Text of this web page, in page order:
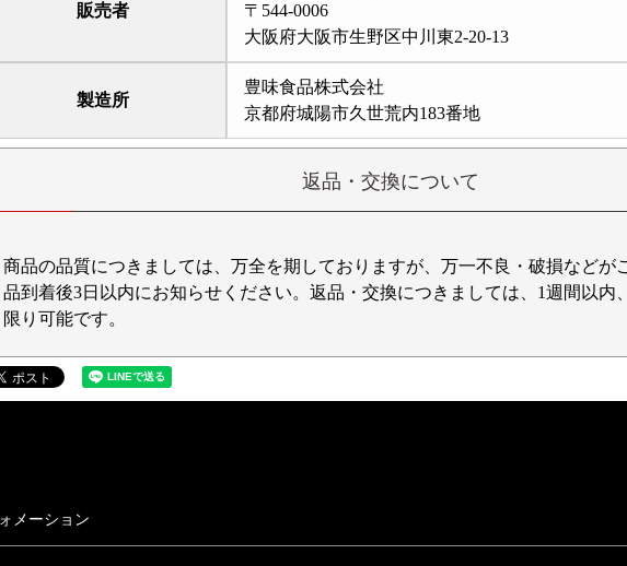
販売者
〒544-0006
大阪府大阪市生野区中川東2-20-13
製造所
豊味食品株式会社
京都府城陽市久世荒内183番地
返品・交換について
商品の品質につきましては、万全を期しておりますが、万一不良・破損などが
品到着後3日以内にお知らせください。返品・交換につきましては、1週間以内
限り可能です。
メーション